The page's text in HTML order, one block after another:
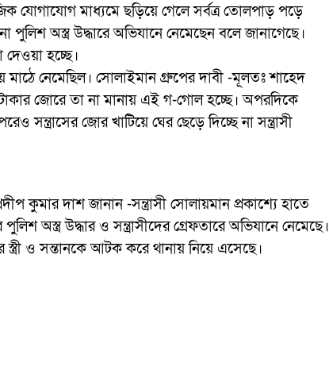
যোগাযোগ মাধ্যমে ছড়িয়ে গেলে সর্বত্র তোলপাড় পড়ে
পুলিশ অস্ত্র উদ্ধারে অভিযানে নেমেছেন বলে জানাগেছে।
হচ্ছে।
মাঠে নেমেছিল। সোলাইমান গ্রুপের দাবী -মূলতঃ শাহেদ
জোরে তা না মানায় এই গ-গোল হচ্ছে। অপরদিকে
সন্ত্রাসের জোর খাটিয়ে ঘের ছেড়ে দিচ্ছে না সন্ত্রাসী
কুমার দাশ জানান -সন্ত্রাসী সোলায়মান প্রকাশ্যে হাতে
অস্ত্র উদ্ধার ও সন্ত্রাসীদের গ্রেফতারে অভিযানে নেমেছে।
ও সন্তানকে আটক করে থানায় নিয়ে এসেছে।